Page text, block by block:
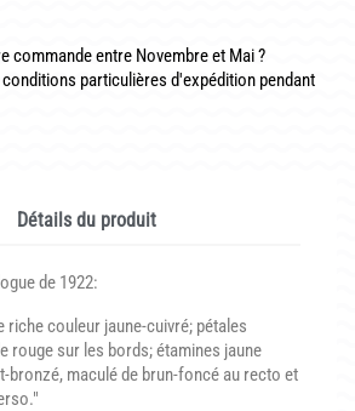
COMMANDE VIERGE
commande entre Novembre et Mai ?
particulières d'expédition pendant
Détails du produit
de 1922:
riche couleur jaune-cuivré; pétales
rouge sur les bords; étamines jaune
bronzé, maculé de brun-foncé au recto et